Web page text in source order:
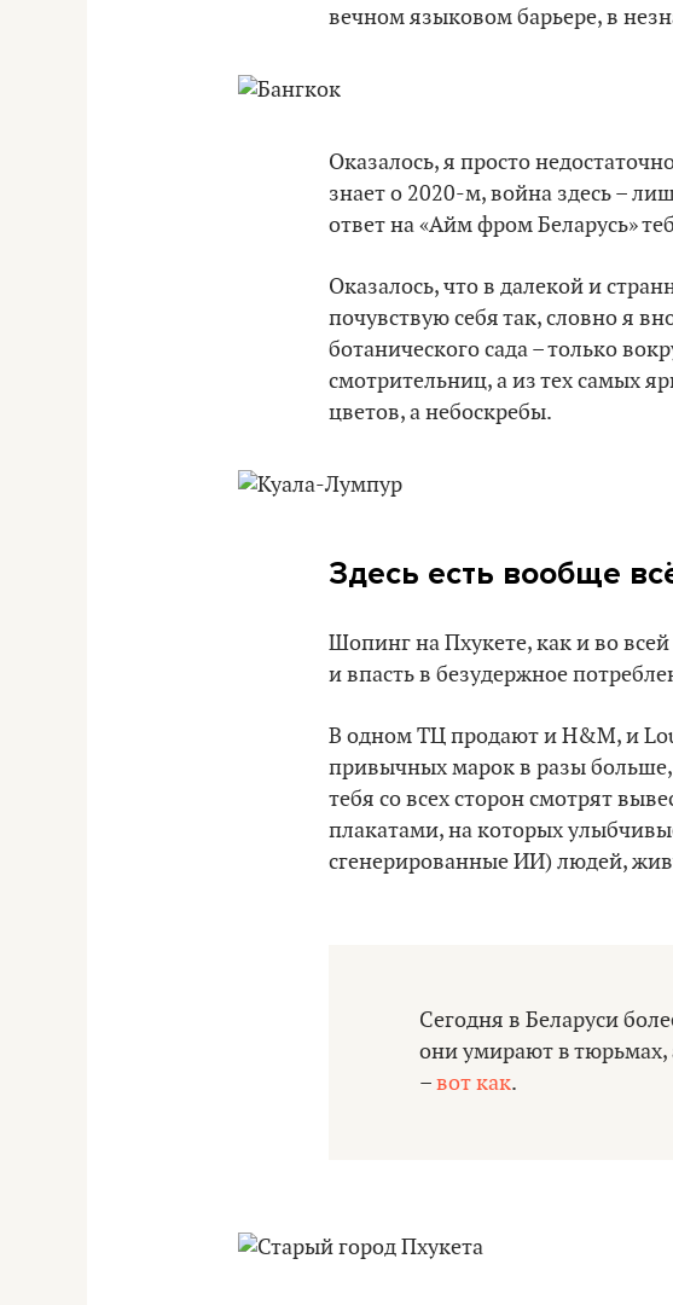
вечном языковом барьере, в
Оказалось, я просто
знает о 2020-м, война здесь –
ответ на «Айм фром Беларусь»
Оказалось, что в далекой и
почувствую себя так, словно я
ботанического сада – только
смотрительниц, а из тех самых
цветов, а небоскребы.
Здесь есть вообще
Шопинг на Пхукете, как и во
и впасть в безудержное
В одном ТЦ продают и H&M, и
привычных марок в разы
тебя со всех сторон смотрят
плакатами, на которых
сгенерированные ИИ) людей,
Сегодня в Беларуси
они умирают в тюрьмах,
–вот как.